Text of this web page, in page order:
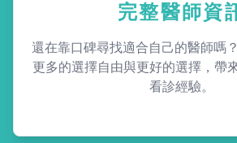
完整醫師資
還在靠口碑尋找適合自己的醫師嗎
更多的選擇自由與更好的選擇，帶
看診經驗。